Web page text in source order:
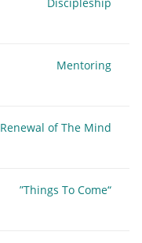
Mentoring
Renewal of The Mind
“Things To Come”